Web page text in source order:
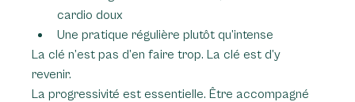
cardio doux
Une pratique régulière plutôt qu’intense
La clé n’est pas d’en faire trop. La clé est d’y
revenir.
La progressivité est essentielle. Être accompagné